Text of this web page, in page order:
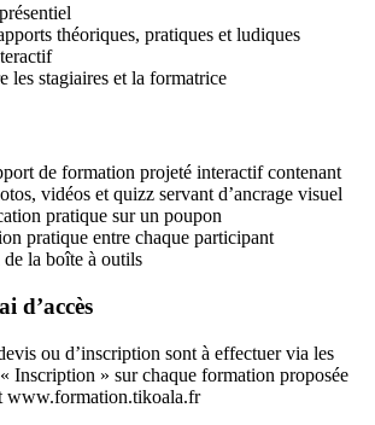
théoriques, pratiques et ludiques
les stagiaires et la formatrice
de formation projeté interactif contenant
vidéos et quizz servant d’ancrage visuel
pratique sur un poupon
pratique entre chaque participant
la boîte à outils
d’accès
ou d’inscription sont à effectuer via les
Inscription » sur chaque formation proposée
www.formation.tikoala.fr